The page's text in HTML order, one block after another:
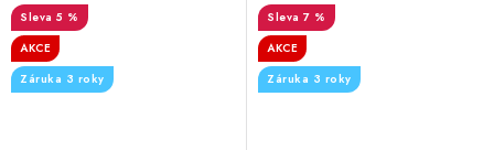
5 %
AKCE
Záruka 3 roky
7 %
AKCE
Záruka 3 roky